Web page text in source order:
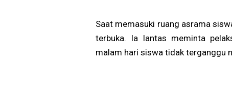
Saat memasuki ruang asrama
terbuka. Ia lantas meminta
malam hari siswa tidak terganggu